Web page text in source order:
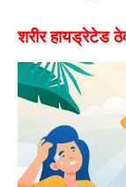
शरीर हायड्रेटेड